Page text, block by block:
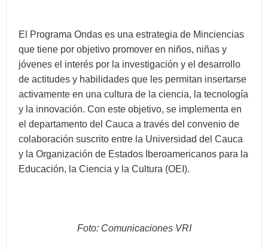
El Programa Ondas es una estrategia de Minciencias
que tiene por objetivo promover en niños, niñas y
jóvenes el interés por la investigación y el desarrollo
de actitudes y habilidades que les permitan insertarse
activamente en una cultura de la ciencia, la tecnología
y la innovación. Con este objetivo, se implementa en
el departamento del Cauca a través del convenio de
colaboración suscrito entre la Universidad del Cauca
y la Organización de Estados Iberoamericanos para la
Educación, la Ciencia y la Cultura (OEI).
Foto: Comunicaciones VRI